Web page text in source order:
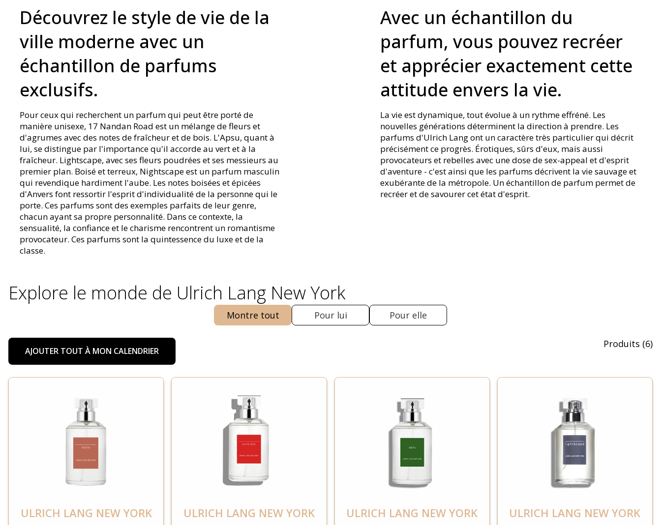
Découvrez le style de vie de la
ville moderne avec un
échantillon de parfums
exclusifs.
Pour ceux qui recherchent un parfum qui peut être porté de
manière unisexe, 17 Nandan Road est un mélange de fleurs et
d'agrumes avec des notes de fraîcheur et de bois. L'Apsu, quant à
lui, se distingue par l'importance qu'il accorde au vert et à la
fraîcheur. Lightscape, avec ses fleurs poudrées et ses messieurs au
premier plan. Boisé et terreux, Nightscape est un parfum masculin
qui revendique hardiment l'aube. Les notes boisées et épicées
d'Anvers font ressortir l'esprit d'individualité de la personne qui le
porte. Ces parfums sont des exemples parfaits de leur genre,
chacun ayant sa propre personnalité. Dans ce contexte, la
sensualité, la confiance et le charisme rencontrent un romantisme
provocateur. Ces parfums sont la quintessence du luxe et de la
classe.
Avec un échantillon du
parfum, vous pouvez recréer
et apprécier exactement cette
attitude envers la vie.
La vie est dynamique, tout évolue à un rythme effréné. Les
nouvelles générations déterminent la direction à prendre. Les
parfums d'Ulrich Lang ont un caractère très particulier qui décrit
précisément ce progrès. Érotiques, sûrs d'eux, mais aussi
provocateurs et rebelles avec une dose de sex-appeal et d'esprit
d'aventure - c'est ainsi que les parfums décrivent la vie sauvage et
exubérante de la métropole. Un échantillon de parfum permet de
recréer et de savourer cet état d'esprit.
Explore le monde de Ulrich Lang New York
Montre tout Pour lui Pour elle
AJOUTER TOUT À MON CALENDRIER
Produits (6)
ULRICH LANG NEW YORK ULRICH LANG NEW YORK ULRICH LANG NEW YORK ULRICH LANG NEW YORK